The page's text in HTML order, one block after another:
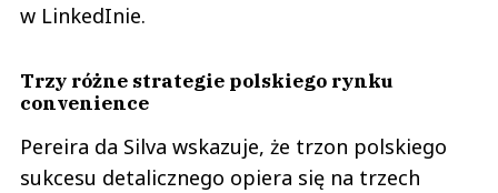
w LinkedInie.
Trzy różne strategie polskiego rynku
convenience
Pereira da Silva wskazuje, że trzon polskiego
sukcesu detalicznego opiera się na trzech